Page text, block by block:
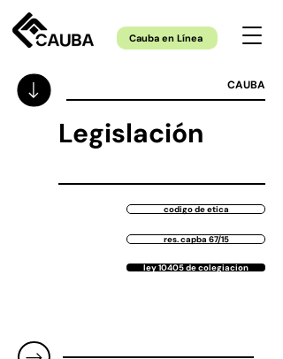
Cauba en Línea
CAUBA
Legislación
codigo de etica
res. capba 67/15
ley 10405 de colegiacion